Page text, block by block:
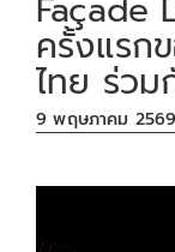
ครั้งแรก
ไทย ร่ว
9 พฤษภาคม